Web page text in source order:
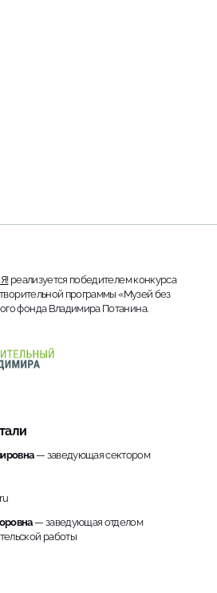
реализуется победителем конкурса
программы «Музей без
фонда Владимира Потанина.
— заведующая сектором
— заведующая отделом
работы